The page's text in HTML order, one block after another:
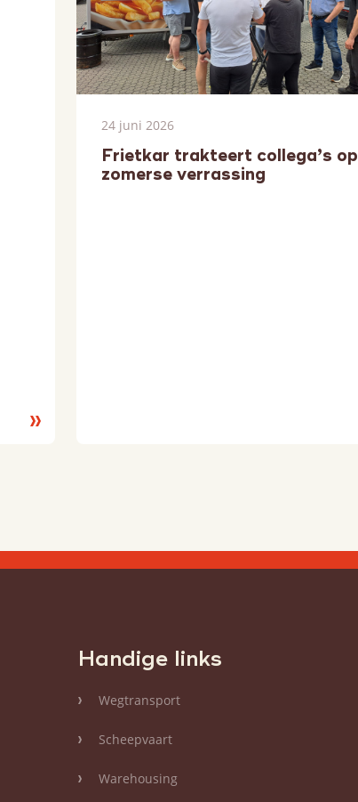
Lees
24 juni 2026
Frietkar trakteert collega’s op
zomerse verrassing
Handige links
Wegtransport
Scheepvaart
Warehousing